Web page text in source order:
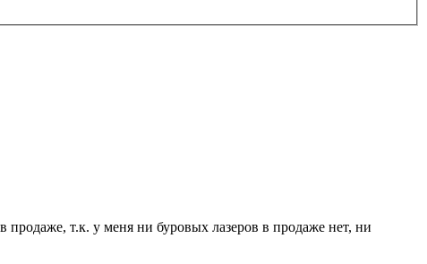
продаже, т.к. у меня ни буровых лазеров в продаже нет, ни